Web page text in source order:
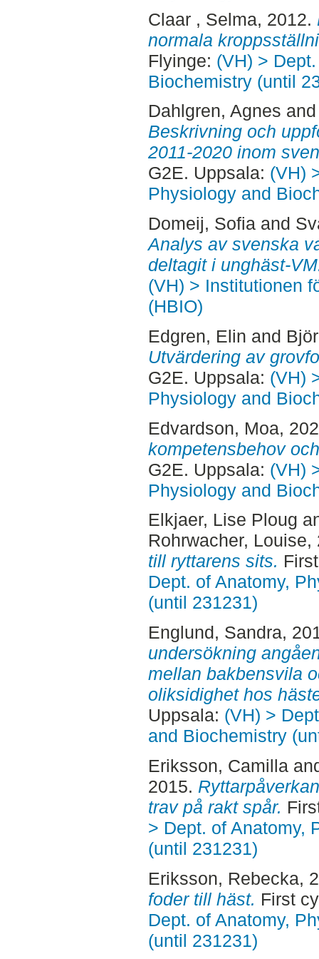
Claar , Selma, 2012.
normala
Flyinge: (VH) >
Biochemistry (until
Dahlgren, Agnes
Beskrivning och
2011-2020 inom
G2E. Uppsala: (VH)
Physiology and
Domeij, Sofiaand
Analys av svenska
deltagit i unghäst-
(VH) > Institutionen
(HBIO)
Edgren, Elin and
Utvärdering av
G2E. Uppsala: (VH)
Physiology and
Edvardson, Moa,
kompetensbehov
G2E. Uppsala: (VH)
Physiology and
Elkjaer, Lise Ploug
Rohrwacher, Louise,
till ryttarens sits.
Dept. of Anatomy,
(until 231231)
Englund, Sandra,
undersökning
mellan bakbensvila
oliksidighet hos
Uppsala: (VH) >
and Biochemistry
Eriksson, Camilla
2015.
trav på rakt spår.
> Dept. of Anatomy,
(until 231231)
Eriksson, Rebecka,
foder till häst. First
Dept. of Anatomy,
(until 231231)